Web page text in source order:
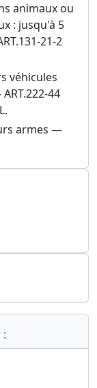
animaux ou
: jusqu'à 5
21-2
véhicules
44
armes —